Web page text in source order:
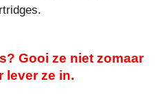
Gooi ze niet zomaar
lever ze in.